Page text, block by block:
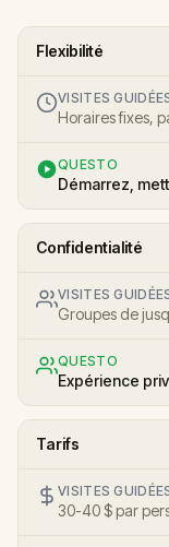
Flexibilité
VISITES
Horaires fixes,
QUESTO
Démarrez,
Confidentialité
VISITES
Groupes de
QUESTO
Expérience
Tarifs
VISITES
30-40 $ par